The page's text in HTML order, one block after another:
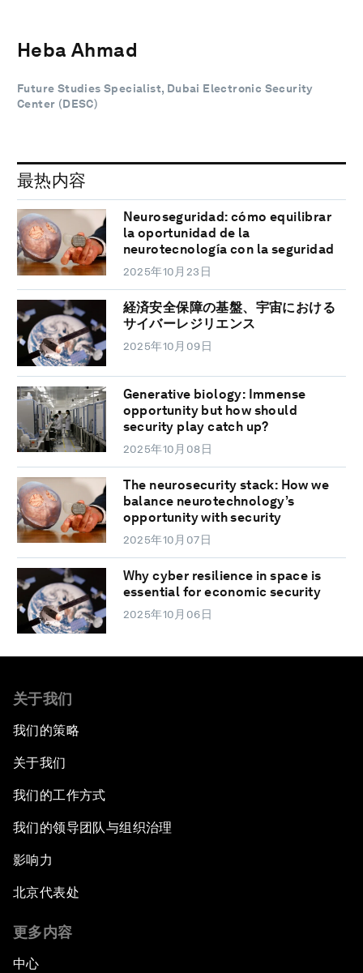
Heba Ahmad
Future Studies Specialist, Dubai Electronic Security
Center (DESC)
最热内容
Neuroseguridad: cómo equilibrar
la oportunidad de la
neurotecnología con la seguridad
2025年10月23日
経済安全保障の基盤、宇宙における
サイバーレジリエンス
2025年10月09日
Generative biology: Immense
opportunity but how should
security play catch up?
2025年10月08日
The neurosecurity stack: How we
balance neurotechnology’s
opportunity with security
2025年10月07日
Why cyber resilience in space is
essential for economic security
2025年10月06日
关于我们
我们的策略
关于我们
我们的工作方式
我们的领导团队与组织治理
影响力
北京代表处
更多内容
中心